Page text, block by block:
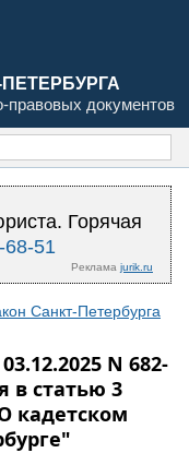
правовых документов
Горячая
68-51
Реклама jurik.ru
Санкт-Петербурга
N 682-
в статью 3
кадетском